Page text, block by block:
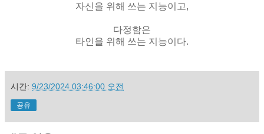
자신을 위해 쓰는 지능이고,
다정함은
타인을 위해 쓰는 지능이다.
시간: 9/23/2024 03:46:00 오전
공유